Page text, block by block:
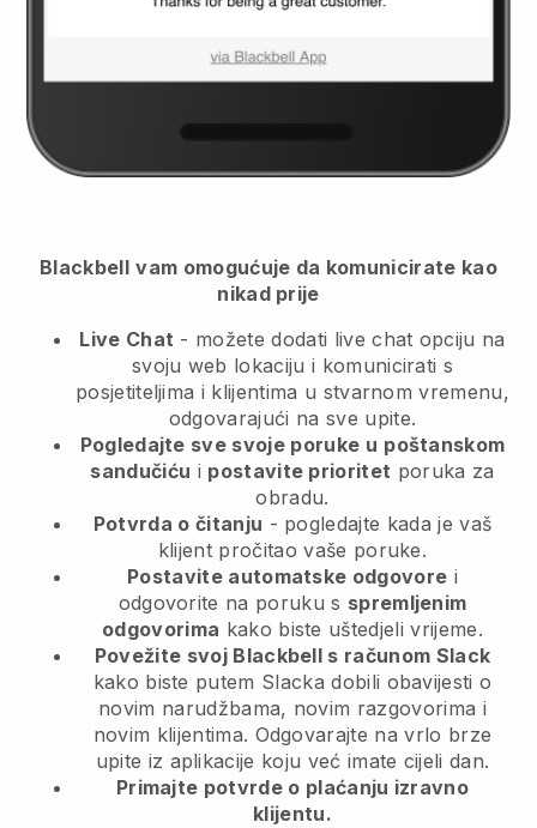
Blackbell vam omogućuje da komunicirate kao
nikad prije
Live Chat - možete dodati live chat opciju na
svoju web lokaciju i komunicirati s
posjetiteljima i klijentima u stvarnom vremenu,
odgovarajući na sve upite.
Pogledajte sve svoje poruke u poštanskom
sandučiću i postavite prioritet poruka za
obradu.
Potvrda o čitanju - pogledajte kada je vaš
klijent pročitao vaše poruke.
Postavite automatske odgovore i
odgovorite na poruku s spremljenim
odgovorima kako biste uštedjeli vrijeme.
Povežite svoj Blackbell s računom Slack
kako biste putem Slacka dobili obavijesti o
novim narudžbama, novim razgovorima i
novim klijentima. Odgovarajte na vrlo brze
upite iz aplikacije koju već imate cijeli dan.
Primajte potvrde o plaćanju izravno
klijentu.